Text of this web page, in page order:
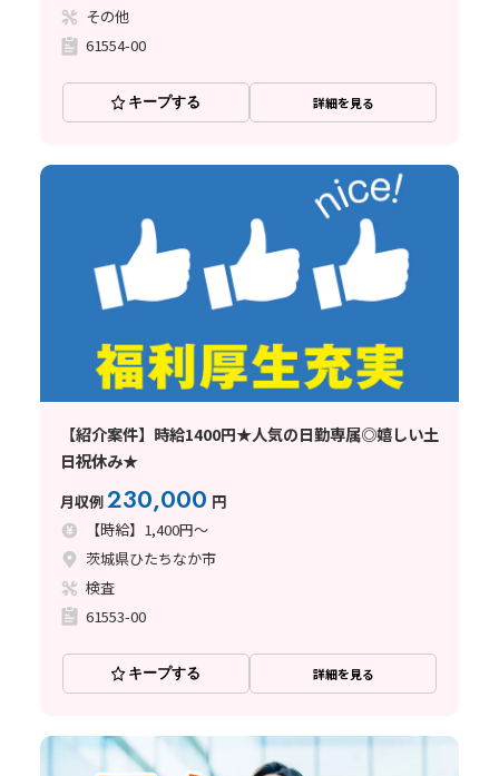
その他
61554-00
キープする 詳細を見る
【紹介案件】時給1400円★人気の日勤専属◎嬉しい土
日祝休み★
月収例230,000 円
【時給】1,400円～
茨城県ひたちなか市
検査
61553-00
キープする 詳細を見る